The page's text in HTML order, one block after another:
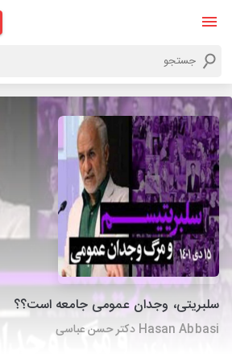
سلبریتی، وجدان عمومی جامعه است؟؟
Hasan Abbasi دکتر حسن عباسی